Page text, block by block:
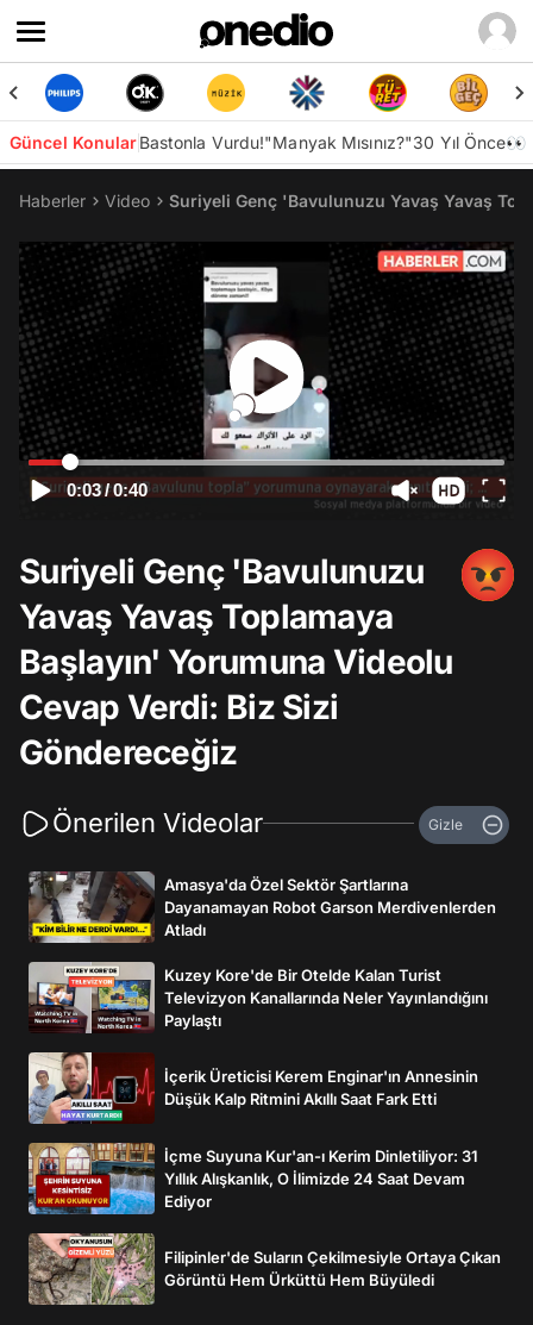
Güncel KonularBastonla Vurdu!"Manyak Mısınız?"30 Yıl Önce👀
Haberler Video Suriyeli Genç 'Bavulunuzu Yavaş Yavaş
0:03/0:40
Suriyeli Genç 'Bavulunuzu
Yavaş Yavaş Toplamaya
Başlayın' Yorumuna Videolu
Cevap Verdi: Biz Sizi
Göndereceğiz
Önerilen Videolar Gizle
Amasya'da Özel Sektör Şartlarına
Dayanamayan Robot Garson Merdivenlerden
Atladı
Kuzey Kore'de Bir Otelde Kalan Turist
Televizyon Kanallarında Neler Yayınlandığını
Paylaştı
İçerik Üreticisi Kerem Enginar'ın Annesinin
Düşük Kalp Ritmini Akıllı Saat Fark Etti
İçme Suyuna Kur'an-ı Kerim Dinletiliyor: 31
Yıllık Alışkanlık, O İlimizde 24 Saat Devam
Ediyor
Filipinler'de Suların Çekilmesiyle Ortaya Çıkan
Görüntü Hem Ürküttü Hem Büyüledi